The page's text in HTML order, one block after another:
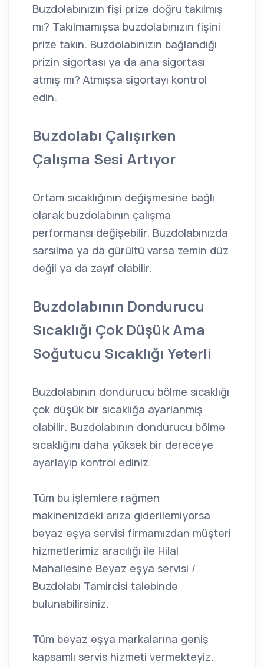
Buzdolabınızın fişi prize doğru takılmış
mı? Takılmamışsa buzdolabınızın fişini
prize takın. Buzdolabınızın bağlandığı
prizin sigortası ya da ana sigortası
atmış mı? Atmışsa sigortayı kontrol
edin.
Buzdolabı Çalışırken
Çalışma Sesi Artıyor
Ortam sıcaklığının değişmesine bağlı
olarak buzdolabının çalışma
performansı değişebilir. Buzdolabınızda
sarsılma ya da gürültü varsa zemin düz
değil ya da zayıf olabilir.
Buzdolabının Dondurucu
Sıcaklığı Çok Düşük Ama
Soğutucu Sıcaklığı Yeterli
Buzdolabının dondurucu bölme sıcaklığı
çok düşük bir sıcaklığa ayarlanmış
olabilir. Buzdolabının dondurucu bölme
sıcaklığını daha yüksek bir dereceye
ayarlayıp kontrol ediniz.
Tüm bu işlemlere rağmen
makinenizdeki arıza giderilemiyorsa
beyaz eşya servisi firmamızdan müşteri
hizmetlerimiz aracılığı ile Hilal
Mahallesine Beyaz eşya servisi /
Buzdolabı Tamircisi talebinde
bulunabilirsiniz.
Tüm beyaz eşya markalarına geniş
kapsamlı servis hizmeti vermekteyiz.